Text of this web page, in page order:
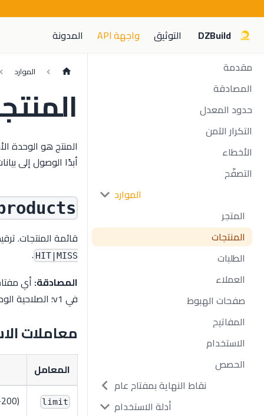
DZBuild التوثيق واجهة API المدونة
مقدمة
المصادقة
حدود المعدل
التكرار الآمن
الأخطاء
التصفّح
الموارد
المتجر
المنتجات
الطلبات
العملاء
صفحات الهبوط
المفاتيح
الاستخدام
الحصص
نقاط النهاية بمفتاح عام
أدلة الاستخدام
الموارد
المنتج هو الوحدة
أبدًا الوصول إلى
قائمة المنتجات.
HIT|MISS
.
المصادقة:أي
في v1؛ الصلاحية الوحيدة المفحوصة هي
معاملات
المعامل
limit